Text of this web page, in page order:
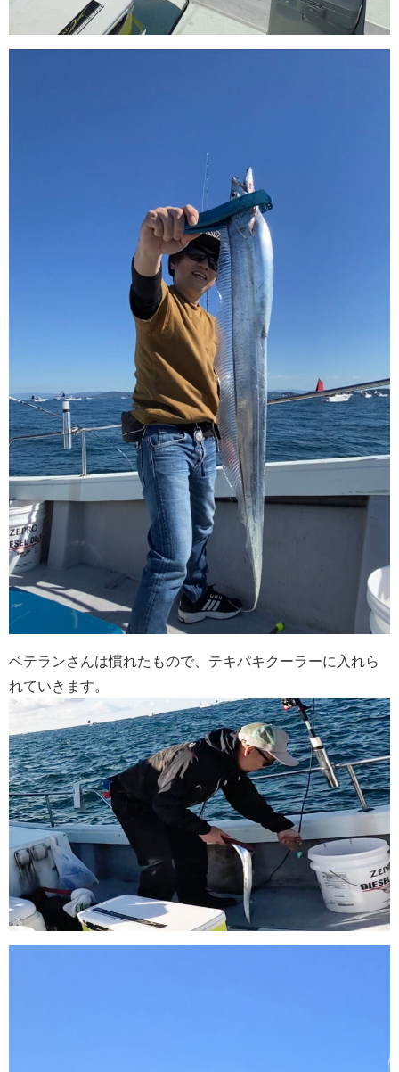
ベテランさんは慣れたもので、テキパキクーラーに入れら
れていきます。